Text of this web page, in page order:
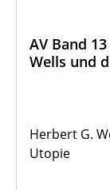
AV Band
Wells und
Herbert G.
Utopie